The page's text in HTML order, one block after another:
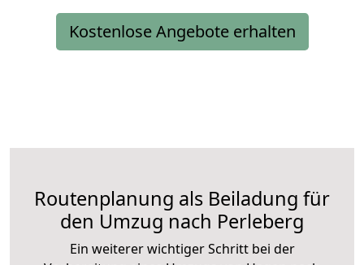
Kostenlose Angebote erhalten
Routenplanung als Beiladung für
den Umzug nach Perleberg
Ein weiterer wichtiger Schritt bei der